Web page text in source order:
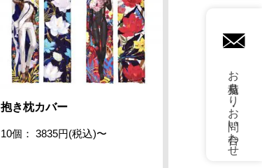
抱き枕カバー
10個： 3835円(税込)〜
mail
お見積もり・お問い合わせ